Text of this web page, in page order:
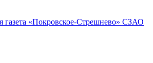
газета «Покровское-Стрешнево» СЗАО